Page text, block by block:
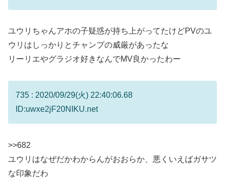
ユウリちゃんアホの子疑惑が持ち上がってたけどPVのユ
ウリはしっかりとチャンプの威厳があったな
リーリエやグラジオ好きなんでMV良かったわー
735 : 2020/09/29(火) 22:40:06.68
ID:uwxe2jF20NIKU.net
>>682
ユウリはなぜだかわからんがおおらか、悪くいえばガサツ
な印象だわ